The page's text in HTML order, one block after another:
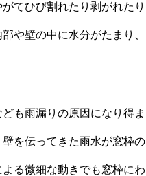
てひび割れたり剥がれたり
や壁の中に水分がたまり、
も雨漏りの原因になり得ま
を伝ってきた雨水が窓枠の
る微細な動きでも窓枠にわ